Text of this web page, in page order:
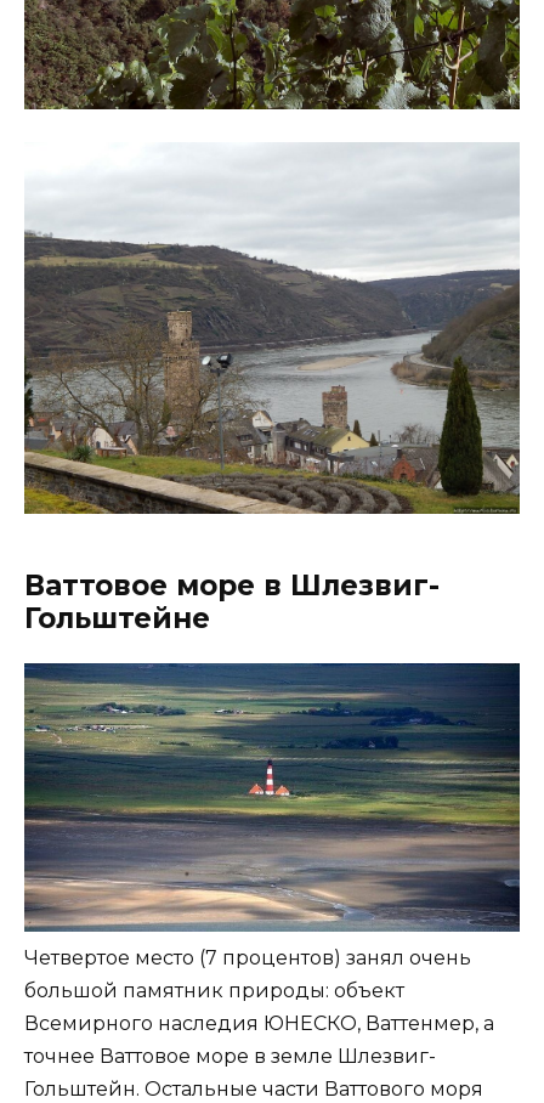
Ваттовое море в Шлезвиг-
Гольштейне
Четвертое место (7 процентов) занял очень
большой памятник природы: объект
Всемирного наследия ЮНЕСКО, Ваттенмер, а
точнее Ваттовое море в земле Шлезвиг-
Гольштейн. Остальные части Ваттового моря